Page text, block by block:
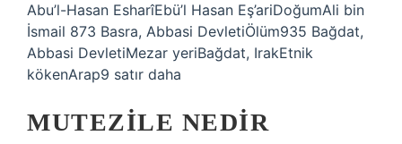
Abu’l-Hasan EsharîEbü’l Hasan Eş’ariDoğumAli bin
İsmail 873 Basra, Abbasi DevletiÖlüm935 Bağdat,
Abbasi DevletiMezar yeriBağdat, IrakEtnik
kökenArap9 satır daha
MUTEZILE NEDIR